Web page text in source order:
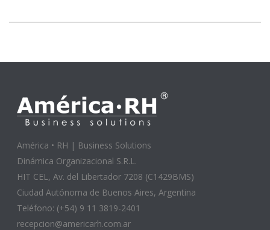
América • RH | Business Solutions
Dinámica Organizacional S.R.L.
HIT CEL, Av. del Libertador 7208 (C1429BMS)
Ciudad Autónoma de Buenos Aires, Argentina
Teléfono: (+54) 9 11 3819-2401
recepcion@americarh.com.ar